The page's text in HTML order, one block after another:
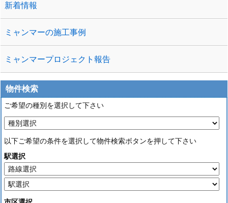
新着情報
ミャンマーの施工事例
ミャンマープロジェクト報告
物件検索
ご希望の種別を選択して下さい
以下ご希望の条件を選択して物件検索ボタンを押して下さい
駅選択